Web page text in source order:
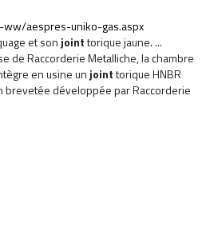
aespres-uniko-gas.aspx
et son jointtorique jaune. ...
de Raccorderie Metalliche, la chambre
en usine un jointtorique HNBR
brevetée développée par Raccorderie